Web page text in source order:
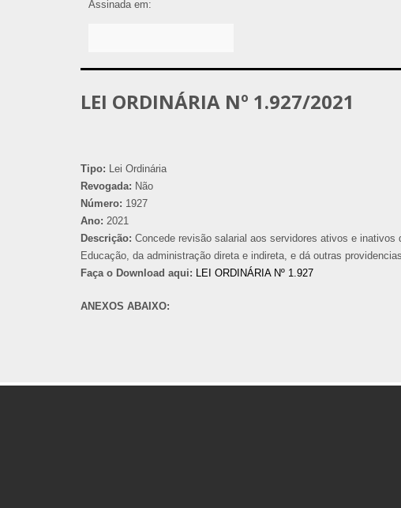
Assinada em:
LEI ORDINÁRIA Nº 1.927/2021
Tipo: Lei Ordinária
Revogada: Não
Número: 1927
Ano: 2021
Descrição: Concede revisão salarial aos servidores ativos e
Educação, da administração direta e indireta, e dá outras
Faça o Download aqui: LEI ORDINÁRIA Nº 1.927
ANEXOS ABAIXO: